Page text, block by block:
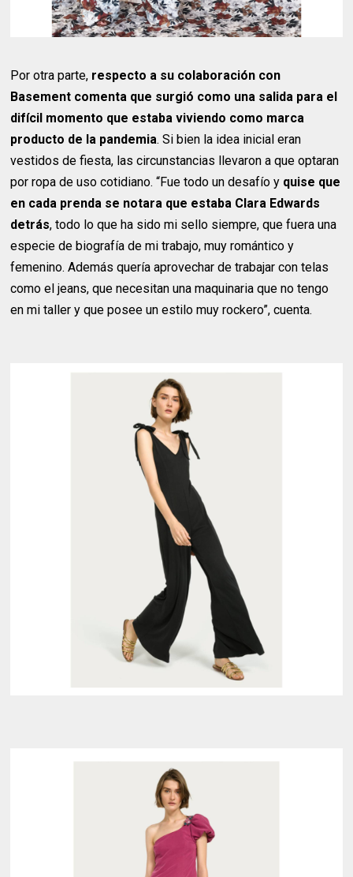
Por otra parte, respecto a su colaboración con
Basement comenta que surgió como una salida para el
difícil momento que estaba viviendo como marca
producto de la pandemia. Si bien la idea inicial eran
vestidos de fiesta, las circunstancias llevaron a que optaran
por ropa de uso cotidiano. “Fue todo un desafío y quise que
en cada prenda se notara que estaba Clara Edwards
detrás, todo lo que ha sido mi sello siempre, que fuera una
especie de biografía de mi trabajo, muy romántico y
femenino. Además quería aprovechar de trabajar con telas
como el jeans, que necesitan una maquinaria que no tengo
en mi taller y que posee un estilo muy rockero”, cuenta.